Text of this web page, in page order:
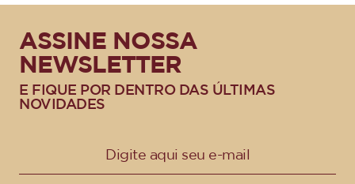
ASSINE NOSSA
NEWSLETTER
E FIQUE POR DENTRO DAS ÚLTIMAS
NOVIDADES